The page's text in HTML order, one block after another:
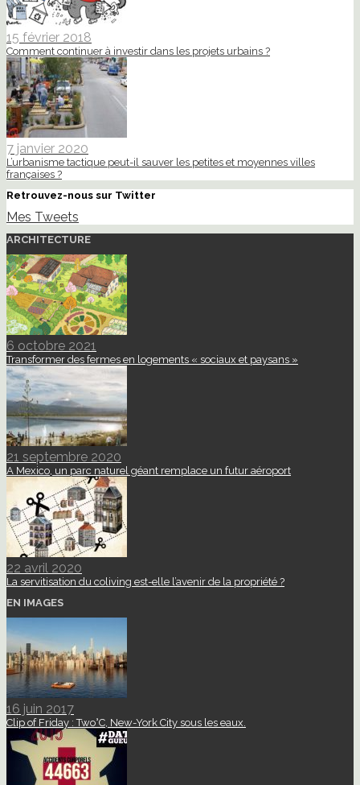
15 février 2018
Comment continuer à investir dans les projets urbains ?
7 janvier 2020
L’urbanisme tactique peut-il sauver les petites et moyennes villes
françaises ?
Retrouvez-nous sur Twitter
Mes Tweets
ARCHITECTURE
6 octobre 2021
Transformer des fermes en logements « sociaux et paysans »
21 septembre 2020
A Mexico, un parc naturel géant remplace un futur aéroport
22 avril 2020
La servitisation du coliving est-elle l’avenir de la propriété ?
EN IMAGES
16 juin 2017
Clip of Friday : Two°C, New-York City sous les eaux.